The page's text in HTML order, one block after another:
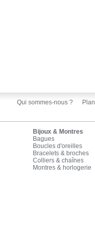
Qui sommes-nous ?
Bijoux & Montres
Bagues
Boucles d'oreilles
Bracelets & broches
Colliers & chaînes
Montres & horlogerie